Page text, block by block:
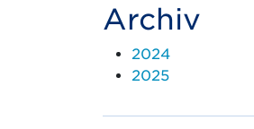
Archiv
2024
2025